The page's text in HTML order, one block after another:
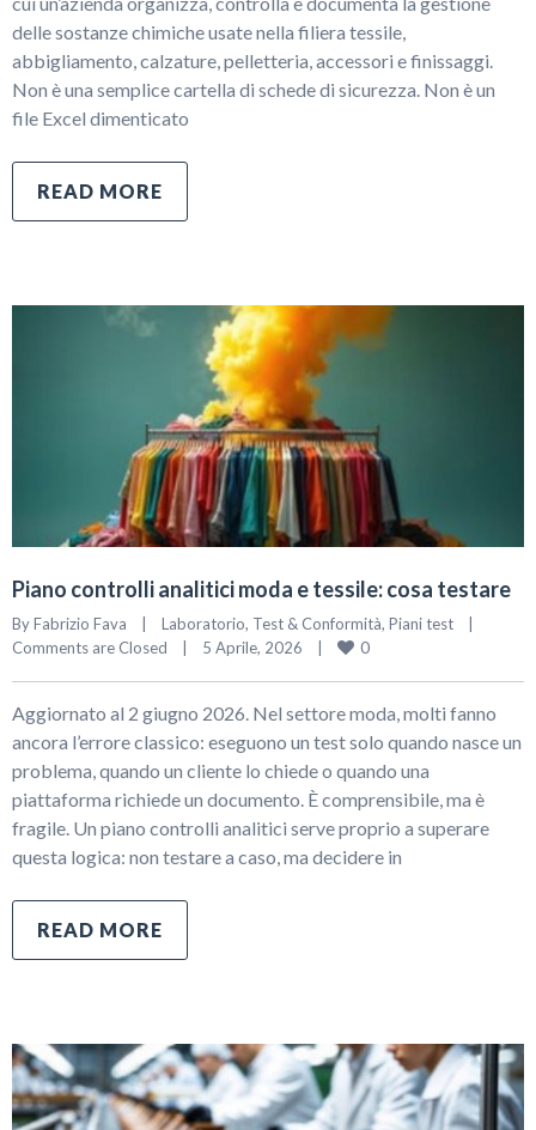
delle sostanze chimiche usate nella filiera tessile,
abbigliamento, calzature, pelletteria, accessori e finissaggi.
Non è una semplice cartella di schede di sicurezza. Non è un
file Excel dimenticato
READ MORE
Piano controlli analitici moda e tessile: cosa testare
By Fabrizio Fava | Laboratorio, Test & Conformità, Piani test
|
Comments are Closed
| 5 Aprile, 2026 | 0
Aggiornato al 2 giugno 2026. Nel settore moda, molti fanno
ancora l’errore classico: eseguono un test solo quando nasce un
problema, quando un cliente lo chiede o quando una
piattaforma richiede un documento. È comprensibile, ma è
fragile. Un piano controlli analitici serve proprio a superare
questa logica: non testare a caso, ma decidere in
READ MORE